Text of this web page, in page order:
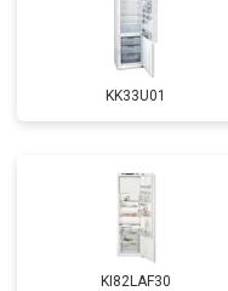
KK33U01
KI82LAF30